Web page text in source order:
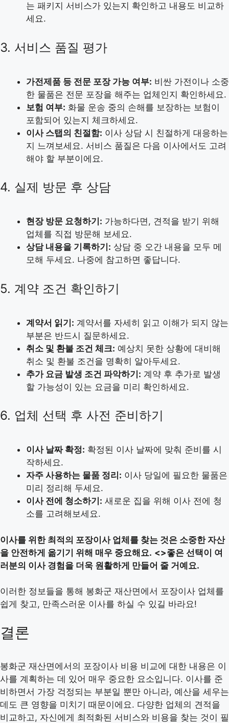
는 패키지 서비스가 있는지 확인하고 내용도 비교하
세요.
3. 서비스 품질 평가
가전제품 등 전문 포장 가능 여부: 비싼 가전이나 소중
한 물품은 전문 포장을 해주는 업체인지 확인하세요.
보험 여부: 화물 운송 중의 손해를 보장하는 보험이
포함되어 있는지 체크하세요.
이사 스탭의 친절함: 이사 상담 시 친절하게 대응하는
지 느껴보세요. 서비스 품질은 다음 이사에서도 고려
해야 할 부분이에요.
4. 실제 방문 후 상담
현장 방문 요청하기: 가능하다면, 견적을 받기 위해
업체를 직접 방문해 보세요.
상담 내용을 기록하기: 상담 중 오간 내용을 모두 메
모해 두세요. 나중에 참고하면 좋답니다.
5. 계약 조건 확인하기
계약서 읽기: 계약서를 자세히 읽고 이해가 되지 않는
부분은 반드시 질문하세요.
취소 및 환불 조건 체크: 예상치 못한 상황에 대비해
취소 및 환불 조건을 명확히 알아두세요.
추가 요금 발생 조건 파악하기: 계약 후 추가로 발생
할 가능성이 있는 요금을 미리 확인하세요.
6. 업체 선택 후 사전 준비하기
이사 날짜 확정: 확정된 이사 날짜에 맞춰 준비를 시
작하세요.
자주 사용하는 물품 정리: 이사 당일에 필요한 물품은
미리 정리해 두세요.
이사 전에 청소하기: 새로운 집을 위해 이사 전에 청
소를 고려해보세요.
이사를 위한 최적의 포장이사 업체를 찾는 것은 소중한 자산
을 안전하게 옮기기 위해 매우 중요해요. <>좋은 선택이 여
러분의 이사 경험을 더욱 원활하게 만들어 줄 거예요.
이러한 정보들을 통해 봉화군 재산면에서 포장이사 업체를
쉽게 찾고, 만족스러운 이사를 하실 수 있길 바라요!
결론
봉화군 재산면에서의 포장이사 비용 비교에 대한 내용은 이
사를 계획하는 데 있어 매우 중요한 요소입니다. 이사를 준
비하면서 가장 걱정되는 부분일 뿐만 아니라, 예산을 세우는
데도 큰 영향을 미치기 때문이에요. 다양한 업체의 견적을
비교하고, 자신에게 최적화된 서비스와 비용을 찾는 것이 필